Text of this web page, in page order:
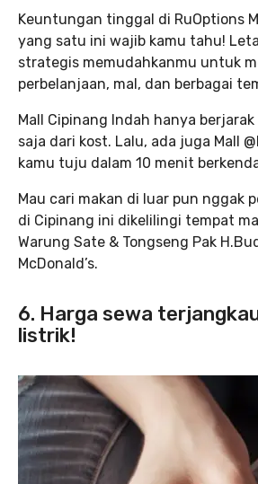
Keuntungan tinggal di RuOptions
yang satu ini wajib kamu tahu!
strategis memudahkanmu untuk
perbelanjaan, mal, dan berbagai
Mall Cipinang Indah hanya berjarak
saja dari kost. Lalu, ada juga Mall
kamu tuju dalam 10 menit
Mau cari makan di luar pun nggak
di Cipinang ini dikelilingi tempat
Warung Sate & Tongseng Pak
McDonald’s.
6. Harga sewa
listrik!